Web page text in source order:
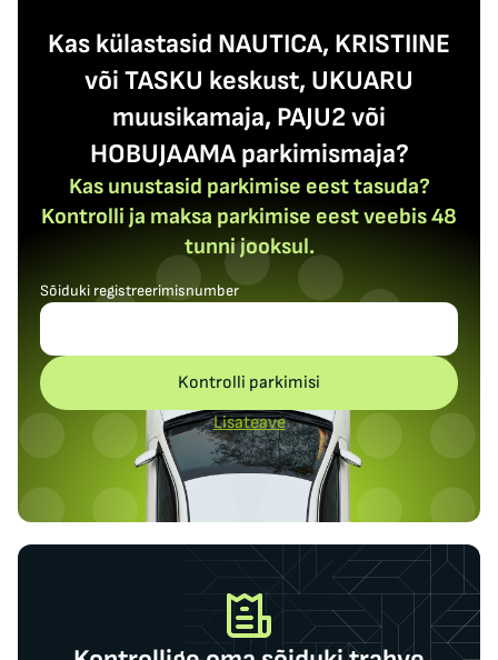
Kas külastasid NAUTICA, KRISTIINE
või TASKU keskust, UKUARU
muusikamaja, PAJU2 või
HOBUJAAMA parkimismaja?
Kas unustasid parkimise eest tasuda?
Kontrolli ja maksa parkimise eest veebis 48
tunni jooksul.
Sõiduki registreerimisnumber
Kontrolli parkimisi
Lisateave